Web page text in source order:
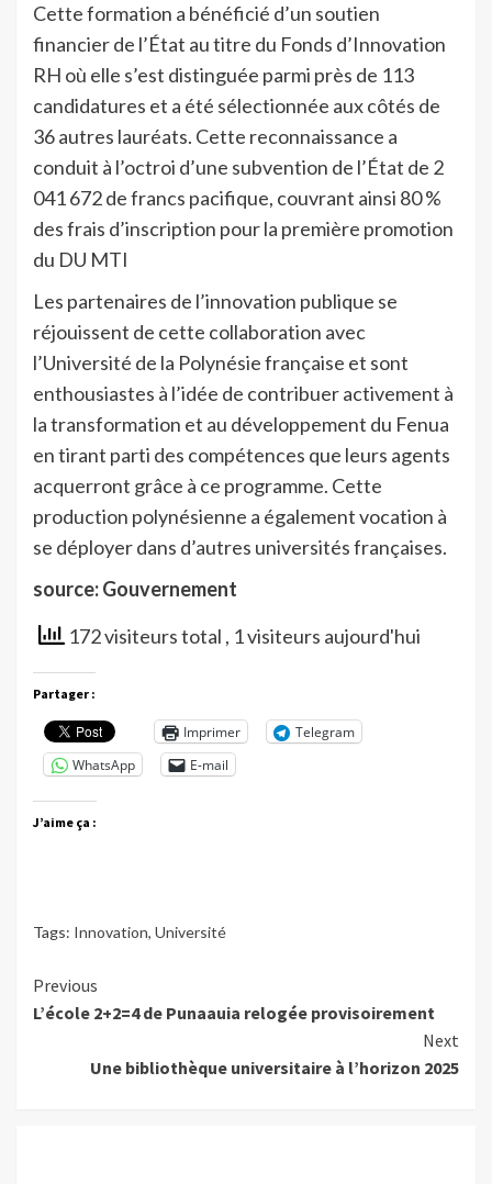
Cette formation a bénéficié d’un soutien
financier de l’État au titre du Fonds d’Innovation
RH où elle s’est distinguée parmi près de 113
candidatures et a été sélectionnée aux côtés de
36 autres lauréats. Cette reconnaissance a
conduit à l’octroi d’une subvention de l’État de 2
041 672 de francs pacifique, couvrant ainsi 80 %
des frais d’inscription pour la première promotion
du DU MTI
Les partenaires de l’innovation publique se
réjouissent de cette collaboration avec
l’Université de la Polynésie française et sont
enthousiastes à l’idée de contribuer activement à
la transformation et au développement du Fenua
en tirant parti des compétences que leurs agents
acquerront grâce à ce programme. Cette
production polynésienne a également vocation à
se déployer dans d’autres universités françaises.
source: Gouvernement
172 visiteurs total , 1 visiteurs aujourd'hui
Partager :
Imprimer
Telegram
WhatsApp
E-mail
J’aime ça :
Tags: Innovation, Université
Continue
Reading
Previous
L’école 2+2=4 de Punaauia relogée provisoirement
Next
Une bibliothèque universitaire à l’horizon 2025